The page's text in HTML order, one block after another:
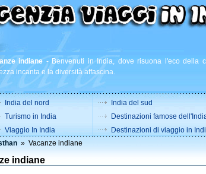
indiane- Benvenuti in India, dove risuona l'eco della
incanta e la diversità affascina.
India del nord
Turismo in India
Viaggio In India
India del sud
Destinazioni famose
Destinazioni di viaggio in
» Vacanze indiane
indiane